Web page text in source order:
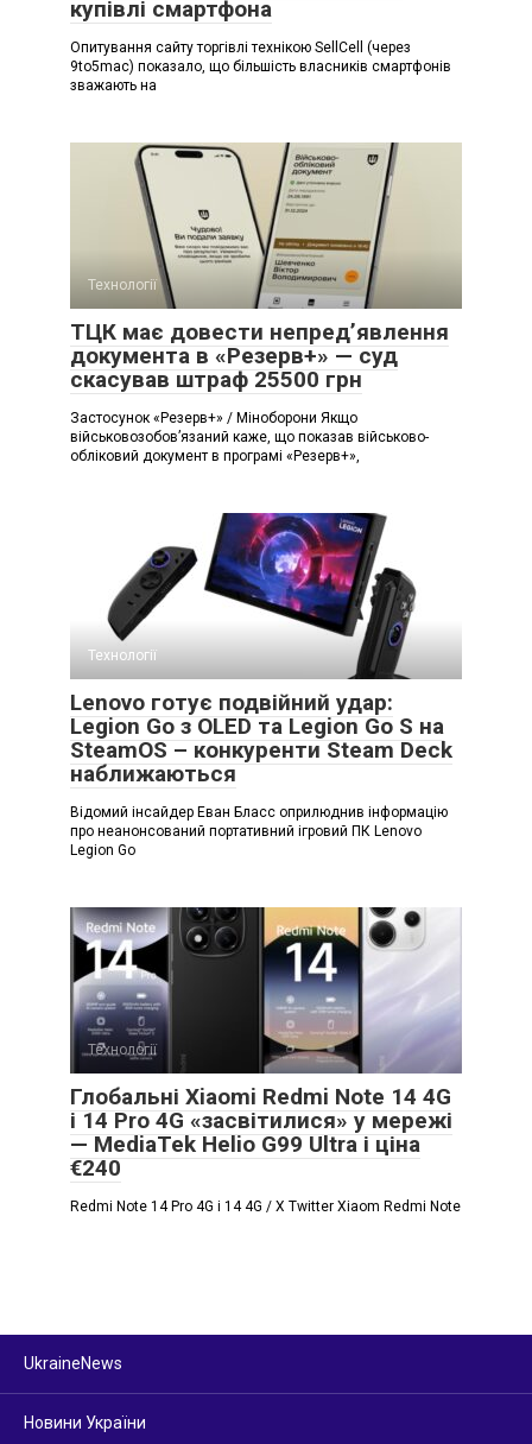
купівлі смартфона
Опитування сайту торгівлі технікою SellCell (через
9to5mac) показало, що більшість власників смартфонів
зважають на
Технології
ТЦК має довести непред’явлення
документа в «Резерв+» — суд
скасував штраф 25500 грн
Застосунок «Резерв+» / Міноборони Якщо
військовозобов’язаний каже, що показав військово-
обліковий документ в програмі «Резерв+»,
Технології
Lenovo готує подвійний удар:
Legion Go з OLED та Legion Go S на
SteamOS – конкуренти Steam Deck
наближаються
Відомий інсайдер Еван Бласс оприлюднив інформацію
про неанонсований портативний ігровий ПК Lenovo
Legion Go
Технології
Глобальні Xiaomi Redmi Note 14 4G
і 14 Pro 4G «засвітилися» у мережі
— MediaTek Helio G99 Ultra і ціна
€240
Redmi Note 14 Pro 4G і 14 4G / X Twitter Xiaom Redmi Note
UkraineNews
Новини України